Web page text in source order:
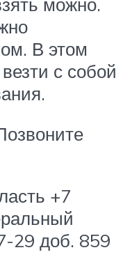
В этом
с собой
+7
29 доб. 859